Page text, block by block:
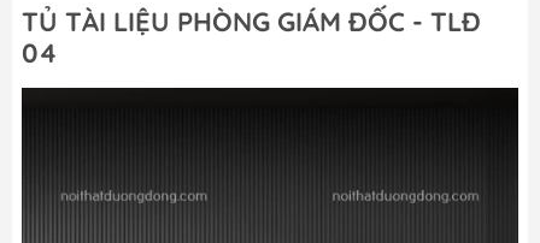
TỦ TÀI LIỆU PHÒNG GIÁM ĐỐC - TLĐ
04